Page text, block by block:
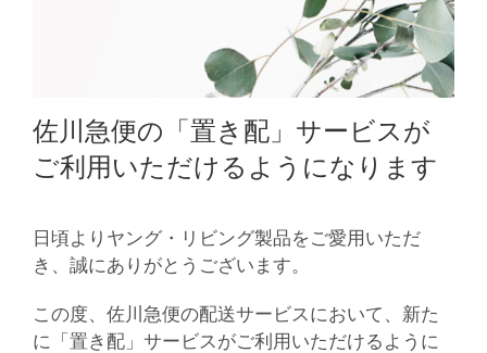
佐川急便の「置き配」サービスが
ご利用いただけるようになります
日頃よりヤング・リビング製品をご愛用いただ
き、誠にありがとうございます。
この度、佐川急便の配送サービスにおいて、新た
に「置き配」サービスがご利用いただけるように